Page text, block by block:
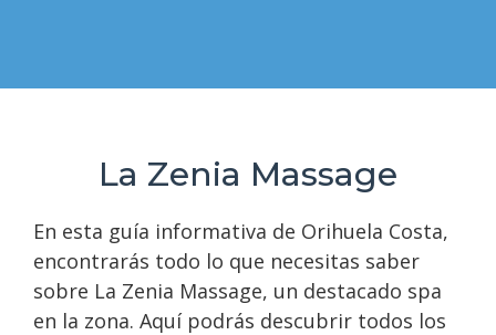
La Zenia Massage
En esta guía informativa de Orihuela Costa,
encontrarás todo lo que necesitas saber
sobre La Zenia Massage, un destacado spa
en la zona. Aquí podrás descubrir todos los